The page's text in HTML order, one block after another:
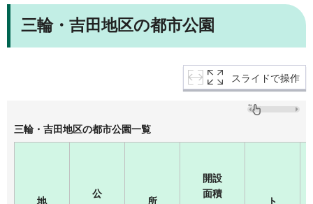
三輪・吉田地区の都市公園
スライドで操作
三輪・吉田地区の都市公園一覧
地
公
所
開設
面積
ト